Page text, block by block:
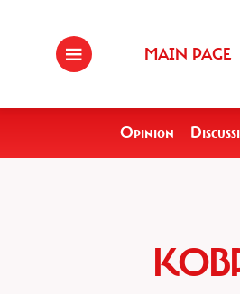
MAIN PAGE
Opinion